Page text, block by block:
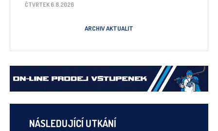
ČTVRTEK 6.8.2026
ARCHIV AKTUALIT
NÁSLEDUJÍCÍ UTKÁNÍ